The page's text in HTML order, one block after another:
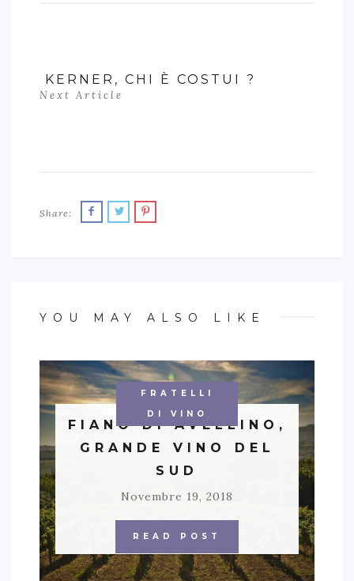
KERNER, CHI È COSTUI ?
Next Article
Share:
YOU MAY ALSO LIKE
FRATELLI
DI VINO
FIANO DI AVELLINO,
GRANDE VINO DEL
SUD
Novembre 19, 2018
READ POST